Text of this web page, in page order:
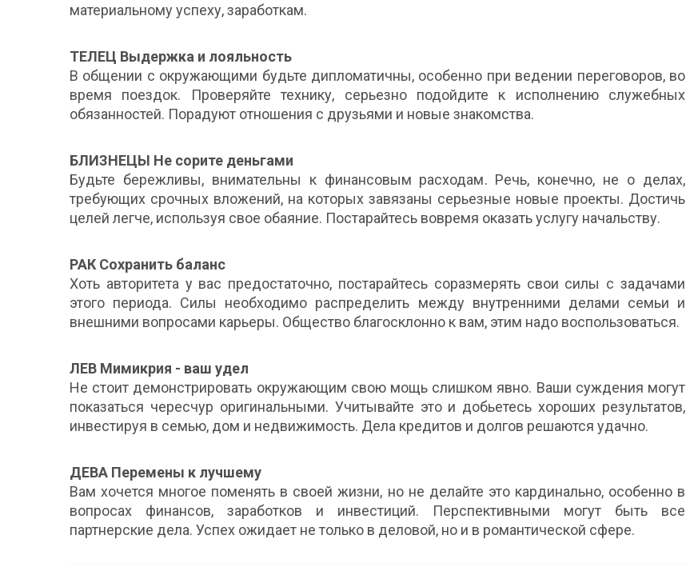
материальному успеху, заработкам.
ТЕЛЕЦ Выдержка и лояльность
В общении с окружающими будьте дипломатичны, особенно при ведении переговоров, во
время поездок. Проверяйте технику, серьезно подойдите к исполнению служебных
обязанностей. Порадуют отношения с друзьями и новые знакомства.
БЛИЗНЕЦЫ Не сорите деньгами
Будьте бережливы, внимательны к финансовым расходам. Речь, конечно, не о делах,
требующих срочных вложений, на которых завязаны серьезные новые проекты. Достичь
целей легче, используя свое обаяние. Постарайтесь вовремя оказать услугу начальству.
РАК Сохранить баланс
Хоть авторитета у вас предостаточно, постарайтесь соразмерять свои силы с задачами
этого периода. Силы необходимо распределить между внутренними делами семьи и
внешними вопросами карьеры. Общество благосклонно к вам, этим надо воспользоваться.
ЛЕВ Мимикрия - ваш удел
Не стоит демонстрировать окружающим свою мощь слишком явно. Ваши суждения могут
показаться чересчур оригинальными. Учитывайте это и добьетесь хороших результатов,
инвестируя в семью, дом и недвижимость. Дела кредитов и долгов решаются удачно.
ДЕВА Перемены к лучшему
Вам хочется многое поменять в своей жизни, но не делайте это кардинально, особенно в
вопросах финансов, заработков и инвестиций. Перспективными могут быть все
партнерские дела. Успех ожидает не только в деловой, но и в романтической сфере.